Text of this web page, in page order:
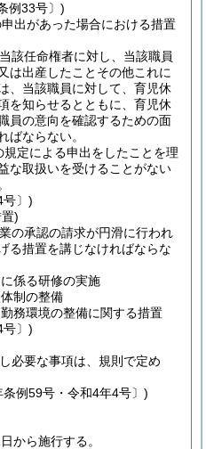
例33号〕)
出があった場合における措置
該任命権者に対し、当該職員
は出産したことその他これに
、当該職員に対して、育児休
を知らせるとともに、育児休
員の意向を確認するための面
ばならない。
規定による申出をしたことを理
な取扱いを受けることがない
号〕)
)
の承認の請求が円滑に行われ
る措置を講じなければならな
係る研修の実施
制の整備
務環境の整備に関する措置
号〕)
必要な事項は、規則で定め
例59号・令和4年4号〕)
から施行する。